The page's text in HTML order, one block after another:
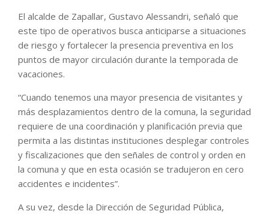
El alcalde de Zapallar, Gustavo Alessandri, señaló que
este tipo de operativos busca anticiparse a situaciones
de riesgo y fortalecer la presencia preventiva en los
puntos de mayor circulación durante la temporada de
vacaciones.
“Cuando tenemos una mayor presencia de visitantes y
más desplazamientos dentro de la comuna, la seguridad
requiere de una coordinación y planificación previa que
permita a las distintas instituciones desplegar controles
y fiscalizaciones que den señales de control y orden en
la comuna y que en esta ocasión se tradujeron en cero
accidentes e incidentes”.
A su vez, desde la Dirección de Seguridad Pública,